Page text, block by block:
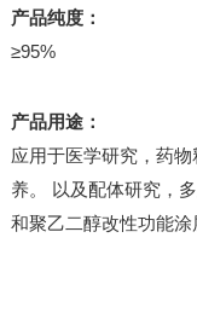
产品纯度：
≥95%
产品用途：
应用于医学研究，药
养。 以及配体研究，
和聚乙二醇改性功能涂